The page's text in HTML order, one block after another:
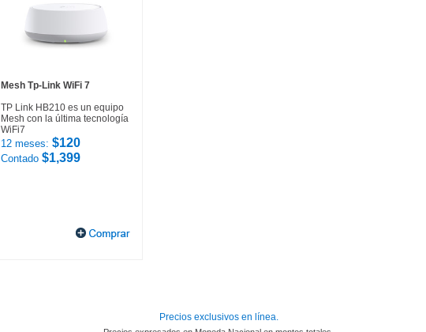
Mesh Tp-Link WiFi 7
TP Link HB210 es un equipo
Mesh con la última tecnología
WiFi7
12 meses: $120
Contado $1,399
Precios exclusivos en línea.